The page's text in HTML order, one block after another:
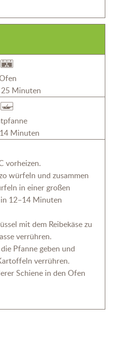
25 Minuten
Minuten
vorheizen.
würfeln und zusammen
in einer großen
12–14 Minuten
mit dem Reibekäse zu
verrühren.
Pfanne geben und
verrühren.
Schiene in den Ofen